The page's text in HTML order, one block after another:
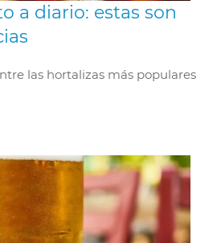
a diario: estas son
las hortalizas más populares